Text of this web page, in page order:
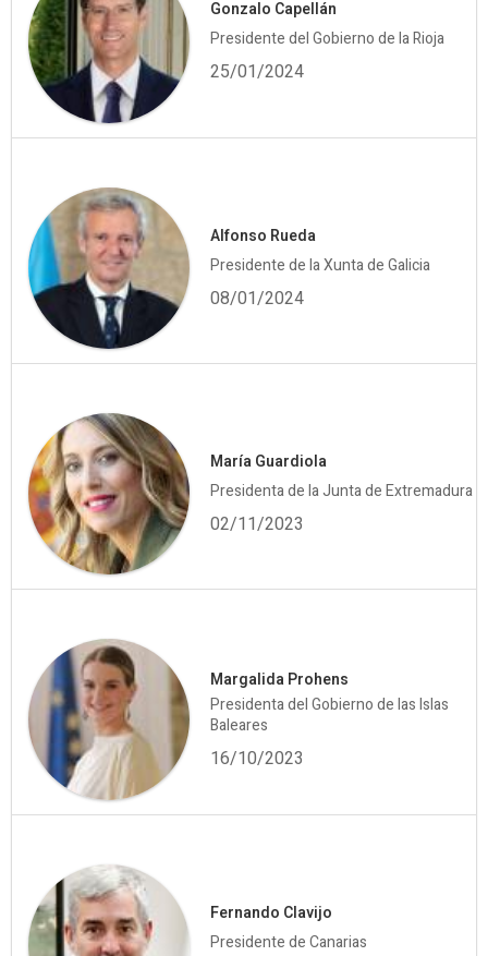
Gonzalo Capellán
Presidente del Gobierno de la Rioja
25/01/2024
Alfonso Rueda
Presidente de la Xunta de Galicia
08/01/2024
María Guardiola
Presidenta de la Junta de Extremadura
02/11/2023
Margalida Prohens
Presidenta del Gobierno de las Islas
Baleares
16/10/2023
Fernando Clavijo
Presidente de Canarias